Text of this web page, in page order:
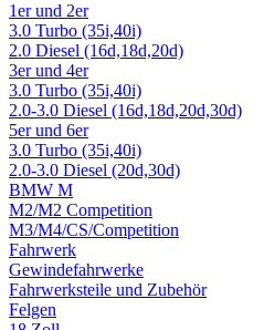
1er und 2er
3.0 Turbo (35i,40i)
2.0 Diesel (16d,18d,20d)
3er und 4er
3.0 Turbo (35i,40i)
2.0-3.0 Diesel (16d,18d,20d,30d)
5er und 6er
3.0 Turbo (35i,40i)
2.0-3.0 Diesel (20d,30d)
BMW M
M2/M2 Competition
M3/M4/CS/Competition
Fahrwerk
Gewindefahrwerke
Fahrwerksteile und Zubehör
Felgen